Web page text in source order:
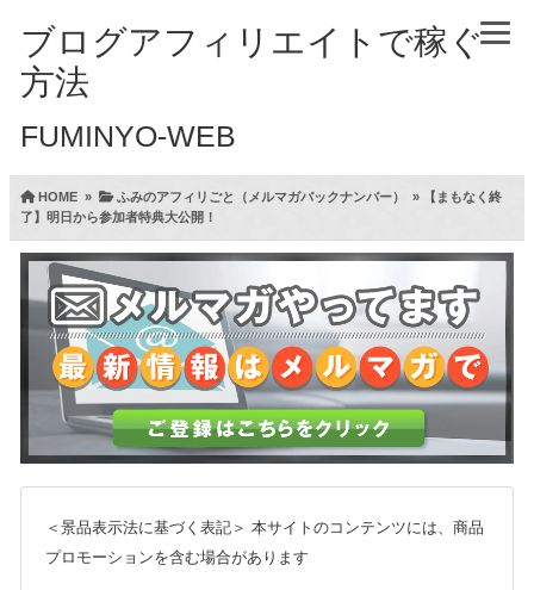
ブログアフィリエイトで稼ぐ
方法
FUMINYO-WEB
HOME» ふみのアフィリごと（メルマガバックナンバー） »
【まもなく終
了】明日から参加者特典大公開！
＜景品表示法に基づく表記＞ 本サイトのコンテンツには、商品
プロモーションを含む場合があります